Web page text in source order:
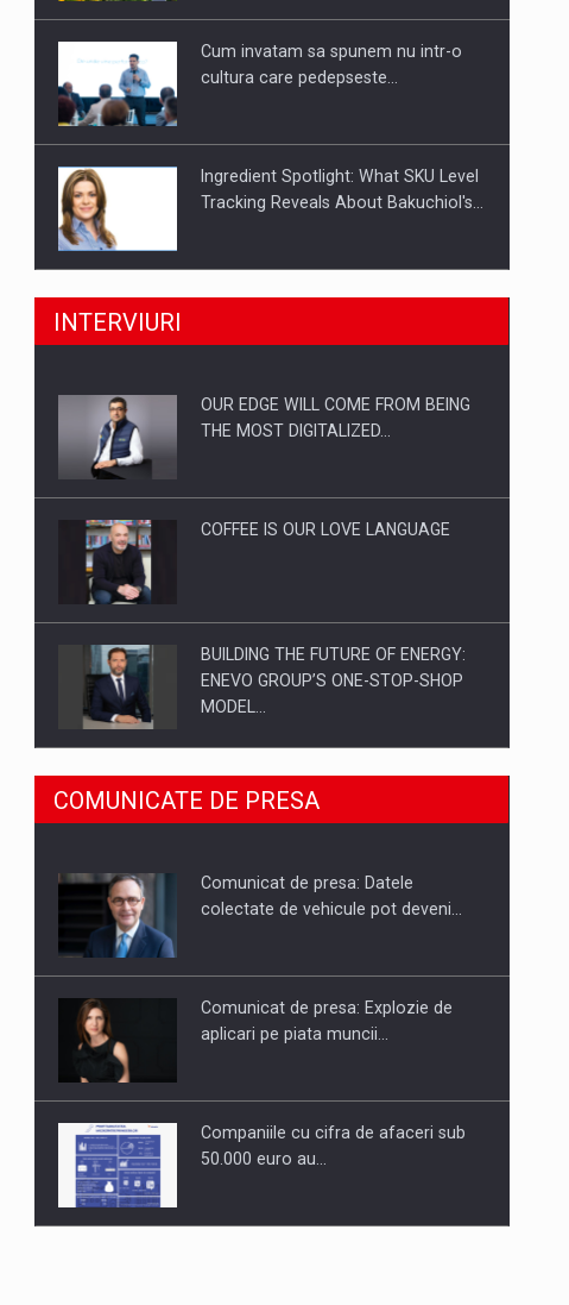
Cum invatam sa spunem nu intr-o
cultura care pedepseste…
Ingredient Spotlight: What SKU Level
Tracking Reveals About Bakuchiol's…
Producatorii si comerciantii care nu
Proteinmaxxing and the Future of
INTERVIURI
OUR EDGE WILL COME FROM BEING
THE MOST DIGITALIZED…
COFFEE IS OUR LOVE LANGUAGE
BUILDING THE FUTURE OF ENERGY:
ENEVO GROUP’S ONE-STOP-SHOP
MODEL…
ROOTED IN ROMANIA, BUILT TO
DELIVER TECHNOLOGY FOR THE…
PUTTING ROMANIAN CORPORATE
COMUNICATE DE PRESA
Comunicat de presa: Datele
colectate de vehicule pot deveni…
Comunicat de presa: Explozie de
aplicari pe piata muncii…
Companiile cu cifra de afaceri sub
50.000 euro au…